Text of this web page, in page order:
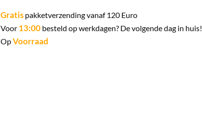
Gratis pakketverzending vanaf 120 Euro
Voor 13:00 besteld op werkdagen? De volgende dag in huis!
OpVoorraad